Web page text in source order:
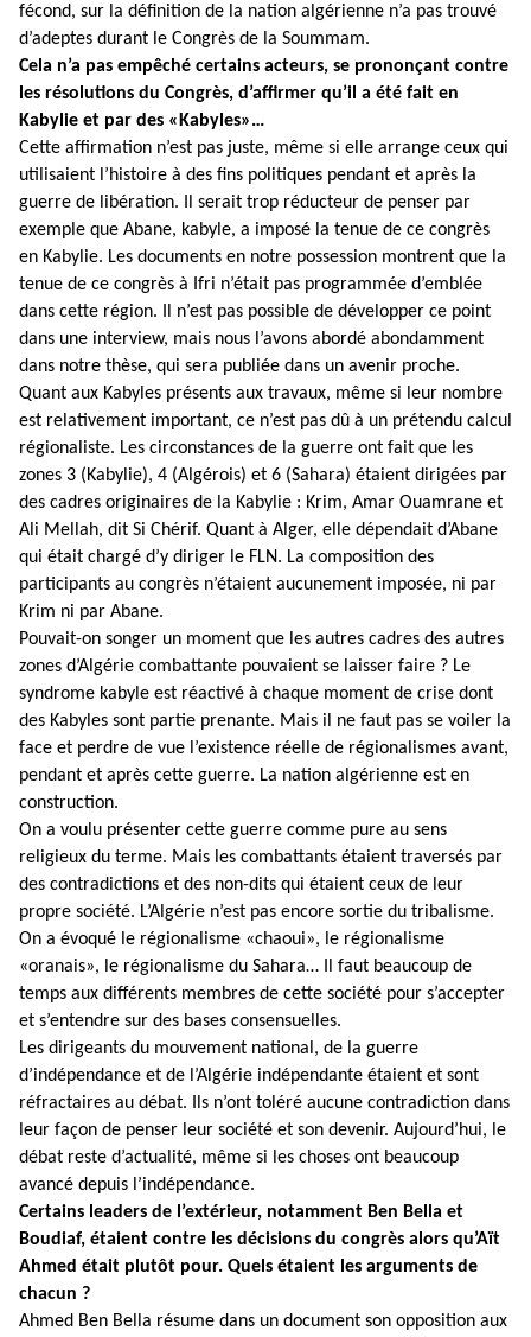
fécond, sur la définition de la nation algérienne n’a pas trouvé
d’adeptes durant le Congrès de la Soummam.
Cela n’a pas empêché certains acteurs, se prononçant contre
les résolutions du Congrès, d’affirmer qu’il a été fait en
Kabylie et par des «Kabyles»…
Cette affirmation n’est pas juste, même si elle arrange ceux qui
utilisaient l’histoire à des fins politiques pendant et après la
guerre de libération. Il serait trop réducteur de penser par
exemple que Abane, kabyle, a imposé la tenue de ce congrès
en Kabylie. Les documents en notre possession montrent que la
tenue de ce congrès à Ifri n’était pas programmée d’emblée
dans cette région. Il n’est pas possible de développer ce point
dans une interview, mais nous l’avons abordé abondamment
dans notre thèse, qui sera publiée dans un avenir proche.
Quant aux Kabyles présents aux travaux, même si leur nombre
est relativement important, ce n’est pas dû à un prétendu calcul
régionaliste. Les circonstances de la guerre ont fait que les
zones 3 (Kabylie), 4 (Algérois) et 6 (Sahara) étaient dirigées par
des cadres originaires de la Kabylie : Krim, Amar Ouamrane et
Ali Mellah, dit Si Chérif. Quant à Alger, elle dépendait d’Abane
qui était chargé d’y diriger le FLN. La composition des
participants au congrès n’étaient aucunement imposée, ni par
Krim ni par Abane.
Pouvait-on songer un moment que les autres cadres des autres
zones d’Algérie combattante pouvaient se laisser faire ? Le
syndrome kabyle est réactivé à chaque moment de crise dont
des Kabyles sont partie prenante. Mais il ne faut pas se voiler la
face et perdre de vue l’existence réelle de régionalismes avant,
pendant et après cette guerre. La nation algérienne est en
construction.
On a voulu présenter cette guerre comme pure au sens
religieux du terme. Mais les combattants étaient traversés par
des contradictions et des non-dits qui étaient ceux de leur
propre société. L’Algérie n’est pas encore sortie du tribalisme.
On a évoqué le régionalisme «chaoui», le régionalisme
«oranais», le régionalisme du Sahara… Il faut beaucoup de
temps aux différents membres de cette société pour s’accepter
et s’entendre sur des bases consensuelles.
Les dirigeants du mouvement national, de la guerre
d’indépendance et de l’Algérie indépendante étaient et sont
réfractaires au débat. Ils n’ont toléré aucune contradiction dans
leur façon de penser leur société et son devenir. Aujourd’hui, le
débat reste d’actualité, même si les choses ont beaucoup
avancé depuis l’indépendance.
Certains leaders de l’extérieur, notamment Ben Bella et
Boudiaf, étaient contre les décisions du congrès alors qu’Aït
Ahmed était plutôt pour. Quels étaient les arguments de
chacun ?
Ahmed Ben Bella résume dans un document son opposition aux